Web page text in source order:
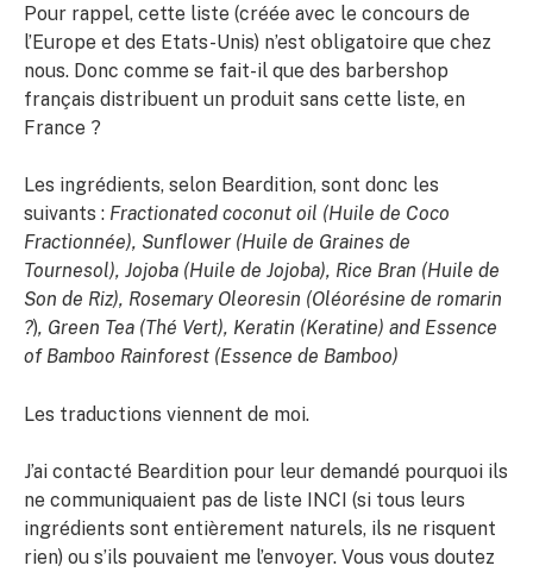
Pour rappel, cette liste (créée avec le concours de
l’Europe et des Etats-Unis) n’est obligatoire que chez
nous. Donc comme se fait-il que des barbershop
français distribuent un produit sans cette liste, en
France ?
Les ingrédients, selon Beardition, sont donc les
suivants : Fractionated coconut oil (Huile de Coco
Fractionnée), Sunflower (Huile de Graines de
Tournesol), Jojoba (Huile de Jojoba), Rice Bran (Huile de
Son de Riz), Rosemary Oleoresin (Oléorésine de romarin
?), Green Tea (Thé Vert), Keratin (Keratine) and Essence
of Bamboo Rainforest (Essence de Bamboo)
Les traductions viennent de moi.
J’ai contacté Beardition pour leur demandé pourquoi ils
ne communiquaient pas de liste INCI (si tous leurs
ingrédients sont entièrement naturels, ils ne risquent
rien) ou s’ils pouvaient me l’envoyer. Vous vous doutez